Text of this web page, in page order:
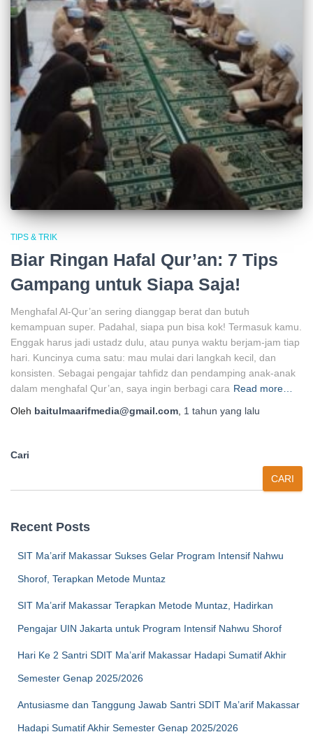
TIPS & TRIK
Biar Ringan Hafal Qur’an: 7 Tips
Gampang untuk Siapa Saja!
Menghafal Al-Qur’an sering dianggap berat dan butuh
kemampuan super. Padahal, siapa pun bisa kok! Termasuk kamu.
Enggak harus jadi ustadz dulu, atau punya waktu berjam-jam tiap
hari. Kuncinya cuma satu: mau mulai dari langkah kecil, dan
konsisten. Sebagai pengajar tahfidz dan pendamping anak-anak
dalam menghafal Qur’an, saya ingin berbagi cara Read more…
Oleh baitulmaarifmedia@gmail.com 1 tahun yang lalu
Cari
CARI
Recent Posts
SIT Ma’arif Makassar Sukses Gelar Program Intensif Nahwu
Shorof, Terapkan Metode Muntaz
SIT Ma’arif Makassar Terapkan Metode Muntaz, Hadirkan
Pengajar UIN Jakarta untuk Program Intensif Nahwu Shorof
Hari Ke 2 Santri SDIT Ma’arif Makassar Hadapi Sumatif Akhir
Semester Genap 2025/2026
Antusiasme dan Tanggung Jawab Santri SDIT Ma’arif Makassar
Hadapi Sumatif Akhir Semester Genap 2025/2026